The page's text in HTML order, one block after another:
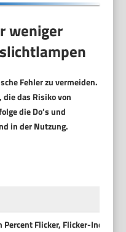
weniger
Fehler zu vermeiden.
das Risiko von
die Do’s und
in der Nutzung.
Percent Flicker, Flicker-Index